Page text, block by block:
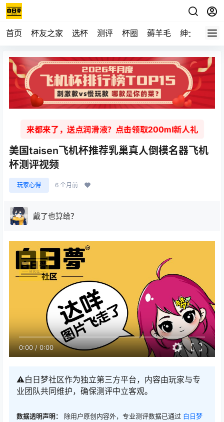
首页 杯友之家 选杯 测评 杯圈 薅羊毛 绅士 视频
来都来了，送点润滑液？点击领取200ml新人礼
美国taisen飞机杯推荐乳巢真人倒模名器飞机
杯测评视频
玩家心得 6 个月前
戴了也算给？
0:00/0:00
⚠️白日梦社区作为独立第三方平台，内容由玩家与专
业团队共同维护，确保测评中立客观。
数据透明声明： 除用户原创内容外，专业测评数据已通过 白日梦